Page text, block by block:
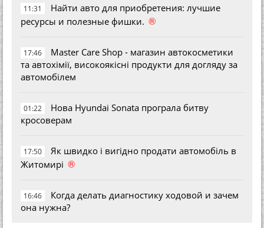
11:31
Найти авто для приобретения: лучшие
ресурсы и полезные фишки. ®
17:46
Master Care Shop - магазин автокосметики
та автохімії, високоякісні продукти для догляду за
автомобілем
01:22
Нова Hyundai Sonata програла битву
кросоверам
17:50
Як швидко і вигідно продати автомобіль в
Житомирі ®
16:46
Когда делать диагностику ходовой и зачем
она нужна?